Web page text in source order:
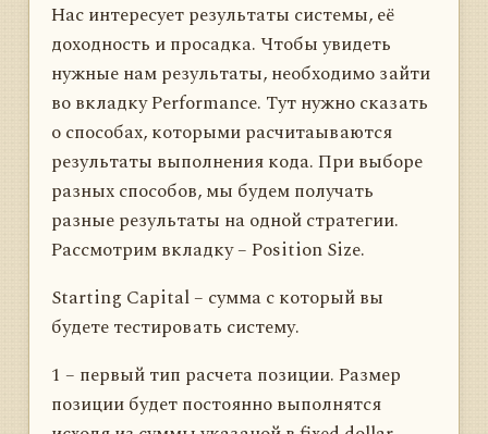
Нас интересует результаты системы, её
доходность и просадка. Чтобы увидеть
нужные нам результаты, необходимо зайти
во вкладку Performance. Тут нужно сказать
о способах, которыми расчитаываются
результаты выполнения кода. При выборе
разных способов, мы будем получать
разные результаты на одной стратегии.
Рассмотрим вкладку – Position Size.
Starting Capital – сумма с который вы
будете тестировать систему.
1 – первый тип расчета позиции. Размер
позиции будет постоянно выполнятся